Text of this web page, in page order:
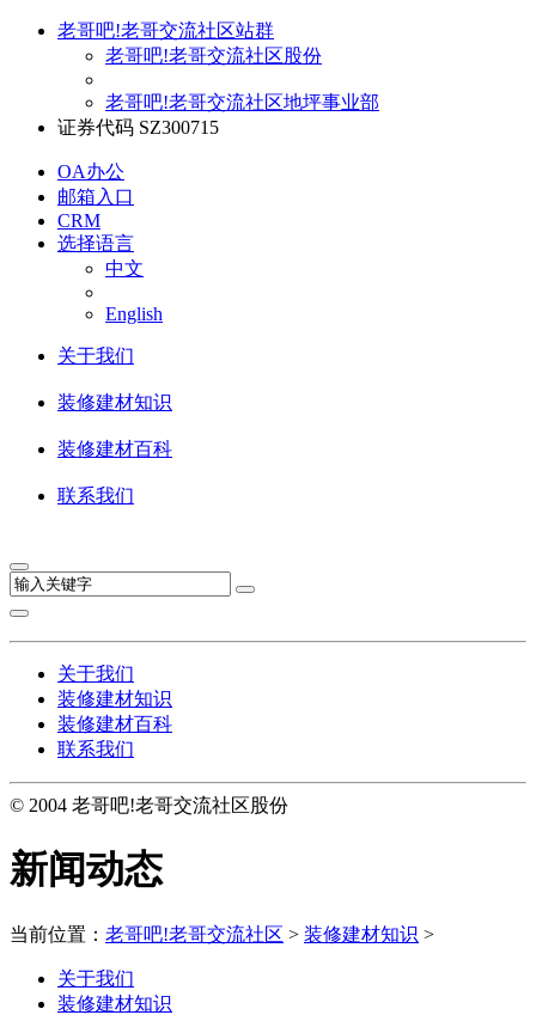
老哥吧!老哥交流社区站群
老哥吧!老哥交流社区股份
老哥吧!老哥交流社区地坪事业部
证券代码 SZ300715
OA办公
邮箱入口
CRM
选择语言
中文
English
关于我们
装修建材知识
装修建材百科
联系我们
关于我们
装修建材知识
装修建材百科
联系我们
© 2004 老哥吧!老哥交流社区股份
新闻动态
当前位置： 老哥吧!老哥交流社区 > 装修建材知识 >
关于我们
装修建材知识